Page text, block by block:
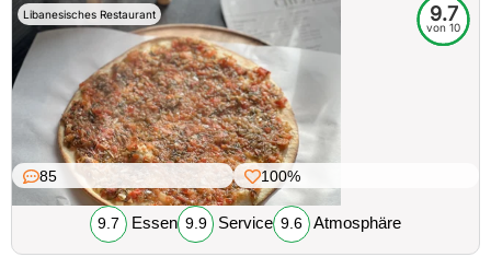
Libanesisches Restaurant 9.7
von 10
85 100%
9.7 Essen 9.9 Service 9.6 Atmosphäre